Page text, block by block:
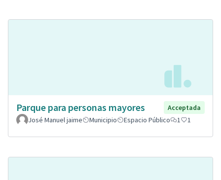
Parque para personas mayores
Acceptada
José Manuel jaime
Municipio Espacio Público 1 1